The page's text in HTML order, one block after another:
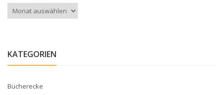
Archiv
KATEGORIEN
Bücherecke